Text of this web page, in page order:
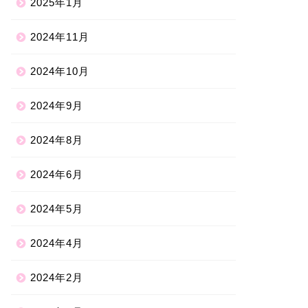
2025年1月
2024年11月
2024年10月
2024年9月
2024年8月
2024年6月
2024年5月
2024年4月
2024年2月